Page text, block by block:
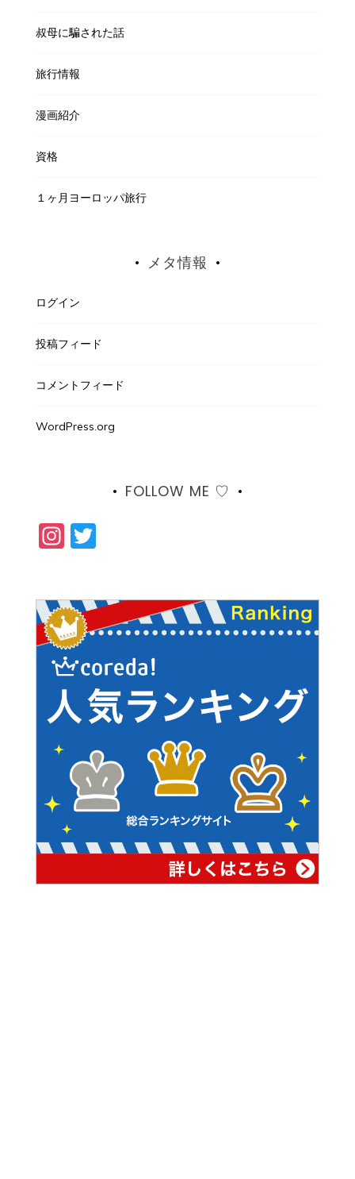
叔母に騙された話
旅行情報
漫画紹介
資格
１ヶ月ヨーロッパ旅行
メタ情報
ログイン
投稿フィード
コメントフィード
WordPress.org
FOLLOW ME ♡
Instagram
Twitter